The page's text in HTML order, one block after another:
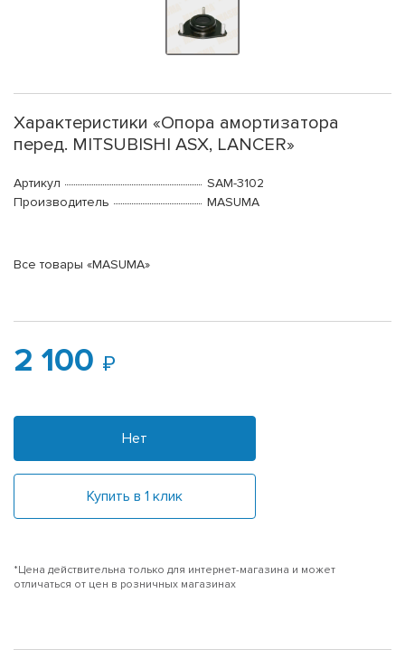
Характеристики «Опора амортизатора
перед. MITSUBISHI ASX, LANCER»
Артикул
SAM-3102
Производитель
MASUMA
Все товары «MASUMA»
2 100
Нет
Купить в 1 клик
*Цена действительна только для интернет-магазина и может
отличаться от цен в розничных магазинах